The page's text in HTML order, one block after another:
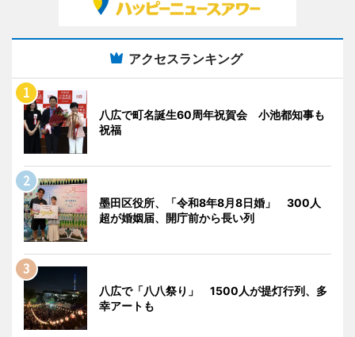
アクセスランキング
八広で町名誕生60周年祝賀会 小池都知事も
祝福
墨田区役所、「令和8年8月8日婚」 300人
超が婚姻届、開庁前から長い列
八広で「八八祭り」 1500人が提灯行列、多
幸アートも